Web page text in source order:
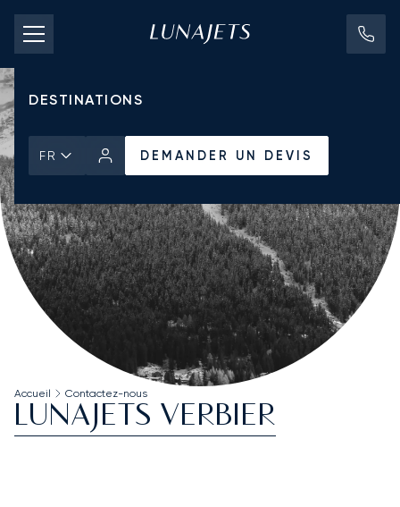
TARIFS D'AFFRÈTEMENT
JETS PRIVÉS
DESTINATIONS
FR DEMANDER UN DEVIS
Accueil Contactez-nous
LUNAJETS VERBIER